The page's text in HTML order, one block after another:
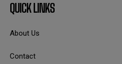
QUICK LINKS
About Us
Contact